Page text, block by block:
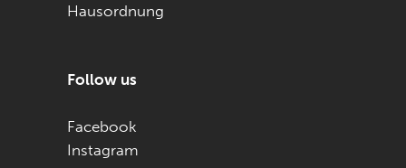
Hausordnung
Follow us
Facebook
Instagram